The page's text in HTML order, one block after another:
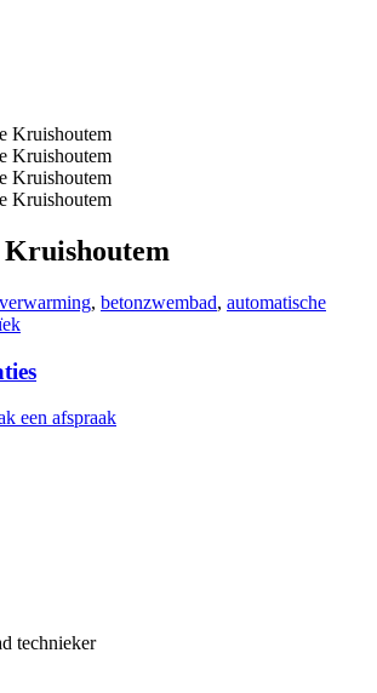
verwarming, betonzwembad, automatische
een afspraak
technieker